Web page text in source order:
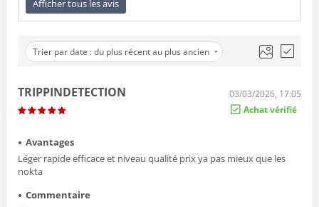
Afficher tous les avis
Trier par date : du plus récent au plus ancien
TRIPPINDETECTION
03/03/2026, 17:05
Achat vérifié
Avantages
Léger rapide efficace et niveau qualité prix ya pas mieux que les
nokta
Commentaire